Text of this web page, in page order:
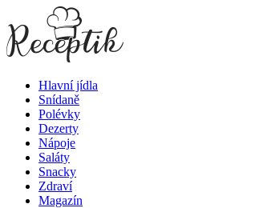
Hlavní jídla
Snídaně
Polévky
Dezerty
Nápoje
Saláty
Snacky
Zdraví
Magazín